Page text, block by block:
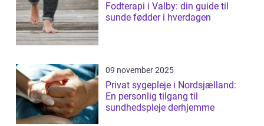
Fodterapi i Valby: din guide til
sunde fødder i hverdagen
09 november 2025
Privat sygepleje i Nordsjælland:
En personlig tilgang til
sundhedspleje derhjemme